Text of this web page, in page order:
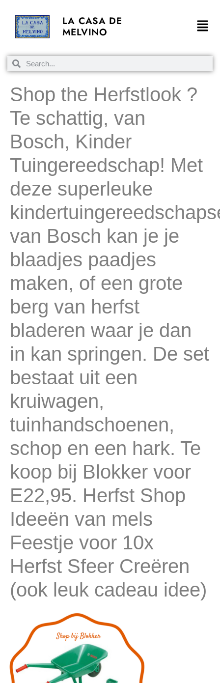
LA CASA DE
MELVINO
Shop the Herfstlook ?
Te schattig, van
Bosch, Kinder
Tuingereedschap! Met
deze superleuke
van Bosch kan je je
blaadjes paadjes
maken, of een grote
berg van herfst
bladeren waar je dan
in kan springen. De set
bestaat uit een
kruiwagen,
tuinhandschoenen,
schop en een hark. Te
koop bij Blokker voor
E22,95. Herfst Shop
Ideeën van mels
Feestje voor 10x
Herfst Sfeer Creëren
(ook leuk cadeau idee)